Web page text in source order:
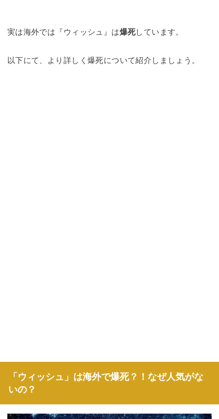
実は海外では『ウィッシュ』は爆死しています。
以下にて、より詳しく爆死について紹介しましょう。
「ウィッシュ」は海外で爆死？！なぜ人気がな
いの？